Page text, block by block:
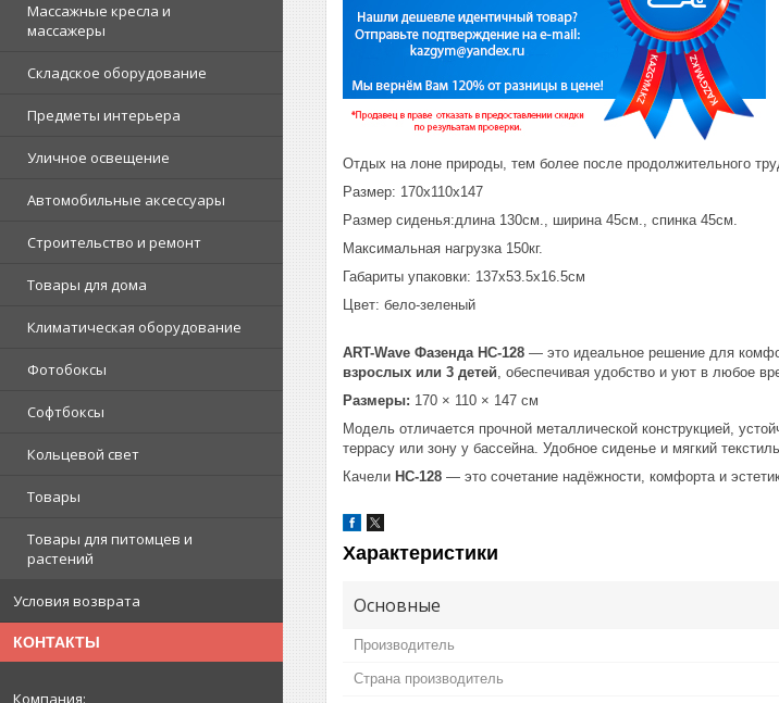
Массажные кресла и
массажеры
Складское оборудование
Предметы интерьера
Уличное освещение
Автомобильные аксессуары
Строительство и ремонт
Товары для дома
Климатическая оборудование
Фотобоксы
Софтбоксы
Кольцевой свет
Товары
Товары для питомцев и
растений
Условия возврата
КОНТАКТЫ
Отдых на лоне природы, тем более после продолжительного
Размер: 170x110x147
Размер сиденья:длина 130см., ширина 45см., спинка 45см.
Максимальная нагрузка 150кг.
Габариты упаковки: 137х53.5х16.5см
Цвет: бело-зеленый
ART-Wave Фазенда HC-128 — это идеальное решение для
взрослых или 3 детей , обеспечивая удобство и уют в любое
Размеры: 170 × 110 × 147 см
Модель отличается прочной металлической конструкцией,
террасу или зону у бассейна. Удобное сиденье и мягкий
Качели HC-128 — это сочетание надёжности, комфорта и
Характеристики
Основные
Производитель
Страна производитель